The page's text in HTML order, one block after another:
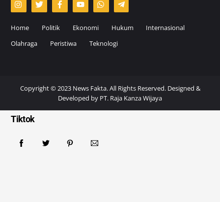
Home Politik Ekonomi Hukum
Internasional
Olahraga
Peristiwa Teknologi
Copyright © 2023 News Fakta. All Rights Reserved. Designed &
Developed by PT. Raja Kanza Wijaya
Tiktok